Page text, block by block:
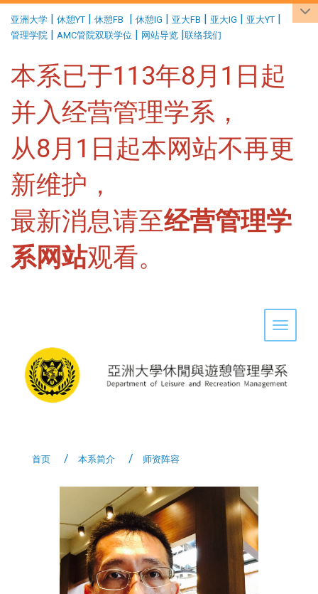
亚洲大学 | 休憩YT | 休憩FB | 休憩IG | 亚大FB | 亚大IG | 亚大YT |
管理学院 | AMC管院双联学位 | 网站导览 |联络我们
本系已于113年8月1日起
并入经营管理学系，
从8月1日起本网站不再更
新维护，
最新消息请至经营管理学
系网站观看。
Toggle
首页 本系简介 师资阵容